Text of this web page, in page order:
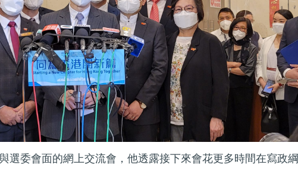
選委會面的網上交流會，他透露接下來會花更多時間在寫政綱